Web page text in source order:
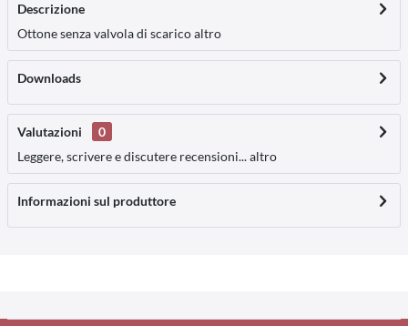
Descrizione
Ottone senza valvola di scaricoaltro
Downloads
Valutazioni
0
Leggere, scrivere e discutere recensioni...altro
Informazioni sul produttore